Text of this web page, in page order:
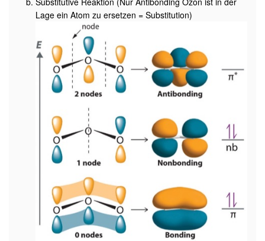
Lage ein Atom zu ersetzen = Substitution)